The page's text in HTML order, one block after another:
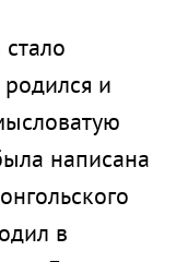
родился и
написана
в